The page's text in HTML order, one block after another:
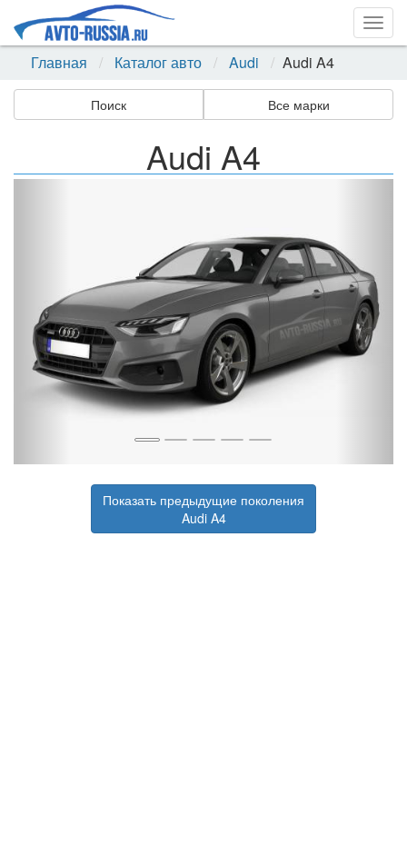
Главная
Каталог авто Audi Audi A4
Поиск Все марки
Audi A4
Показать предыдущие поколения
Audi A4